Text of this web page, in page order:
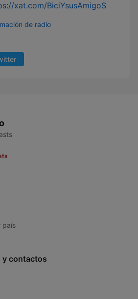
xat.com/BiciYsusAmigoS
de radio
país
y contactos